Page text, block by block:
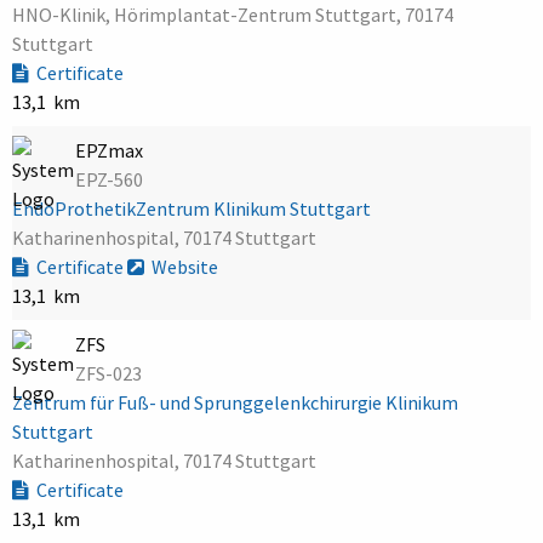
HNO-Klinik, Hörimplantat-Zentrum Stuttgart, 70174
Stuttgart
Certificate
13,1 km
EPZmax
EPZ-560
EndoProthetikZentrum Klinikum Stuttgart
Katharinenhospital, 70174 Stuttgart
Certificate
Website
13,1 km
ZFS
ZFS-023
Zentrum für Fuß- und Sprunggelenkchirurgie Klinikum
Stuttgart
Katharinenhospital, 70174 Stuttgart
Certificate
13,1 km